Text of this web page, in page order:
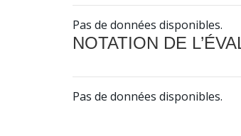
Pas de données disponibles.
NOTATION DE
Pas de données disponibles.